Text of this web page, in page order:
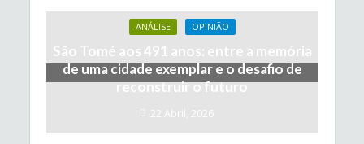
ANÁLISE OPINIÃO
São Tomé aos 491 anos: entre a memória
de uma cidade exemplar e o desafio de
reconstruir o futuro
22 Abril, 2026